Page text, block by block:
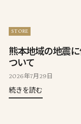
STORE
熊本地域の地震
ついて
2026年7月29日
続きを読む